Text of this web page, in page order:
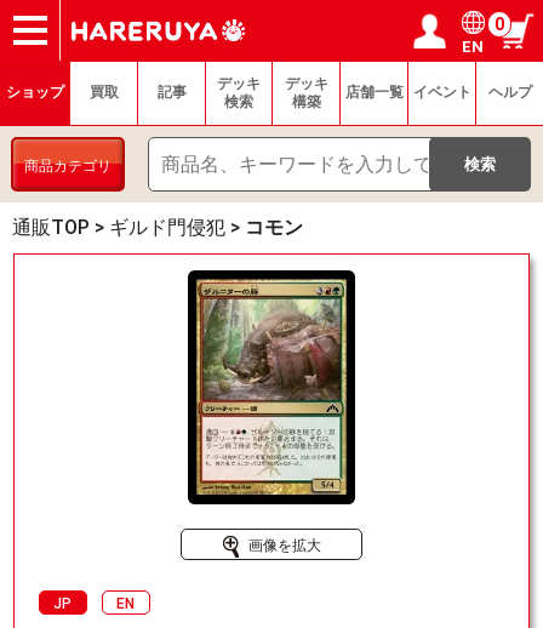
ショップ
買取
記事
デッキ検索
デッキ構築
選手一覧
店舗一覧
イベント
ヘルプ
お問い合わせ ログイン／会員登録
マイページ
EN
0
ショップ 買取 記事
デッキ
検索
デッキ
構築
店舗一覧 イベント ヘルプ
商品カテゴリ
通販TOP > ギルド門侵犯 > コモン
画像を拡大
JP EN